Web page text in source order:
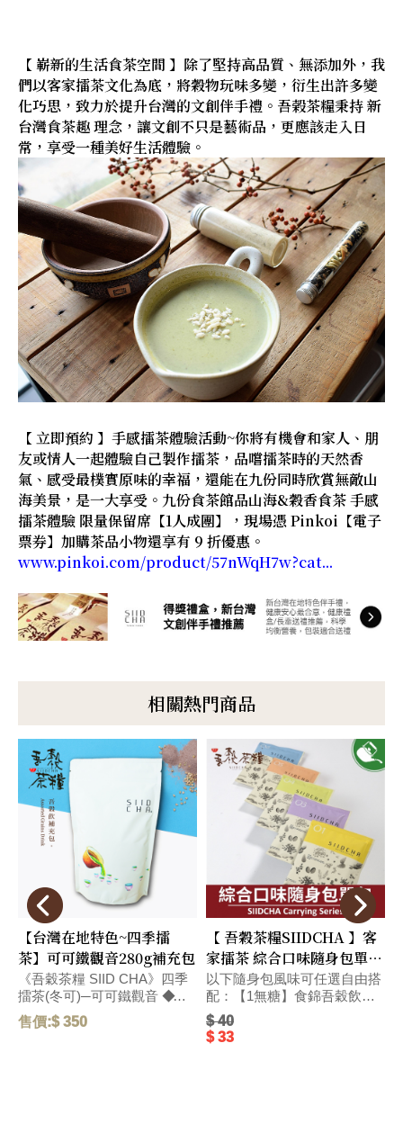
【 嶄新的生活食茶空間 】除了堅持高品質、無添加外，我
們以客家擂茶文化為底，將穀物玩味多變，衍生出許多變
化巧思，致力於提升台灣的文創伴手禮。吾榖茶糧秉持 新
台灣食茶趣 理念，讓文創不只是藝術品，更應該走入日
常，享受一種美好生活體驗。
【 立即預約 】手感擂茶體驗活動~你將有機會和家人、朋
友或情人一起體驗自己製作擂茶，品嚐擂茶時的天然香
氣、感受最樸實原味的幸福，還能在九份同時欣賞無敵山
海美景，是一大享受。九份食茶館品山海&穀香食茶 手感
擂茶體驗 限量保留席【1人成團】，現場憑 Pinkoi【電子
票券】加購茶品小物還享有 9 折優惠。
www.pinkoi.com/product/57nWqH7w?cat...
相關熱門商品
【台灣在地特色~四季擂
茶】可可鐵觀音280g補充包
《吾穀茶糧 SIID CHA》四季
擂茶(冬可)─可可鐵觀音 ◆精
選台灣在地烏龍茶獨特碳焙熟
果香氣、和醇厚飽滿的可可滋
售價:$ 350
【 吾穀茶糧SIIDCHA 】客
家擂茶 綜合口味隨身包單包
Hakka Ground Tea
以下隨身包風味可任選自由搭
配：【1無糖】食錦吾穀飲無
糖-28g、【4無糖】客家擂茶
無糖-28g、【5號】杏仁燕麥
擂茶-28g、【6號】杏仁燕
$ 40
$ 33